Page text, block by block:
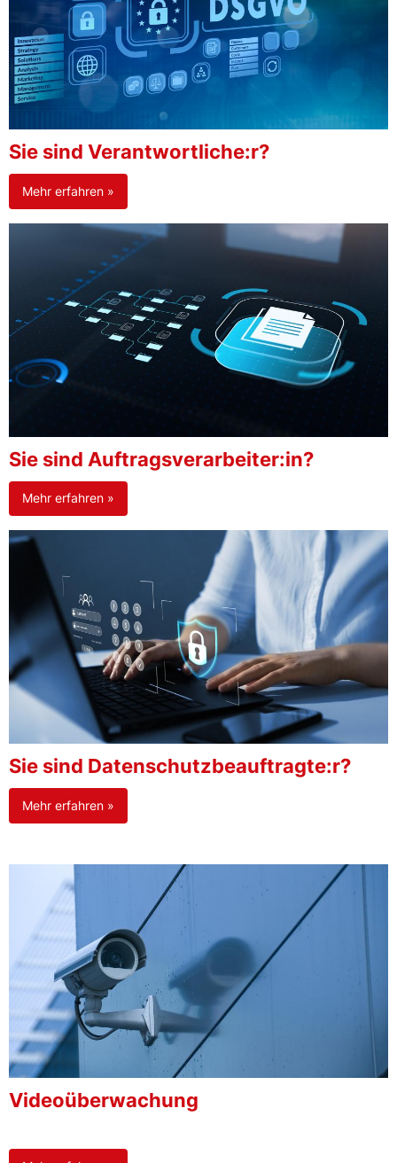
Sie sind Verantwortliche:r?
Mehr erfahren »
Sie sind Auftragsverarbeiter:in?
Mehr erfahren »
Sie sind Datenschutzbeauftragte:r?
Mehr erfahren »
Videoüberwachung